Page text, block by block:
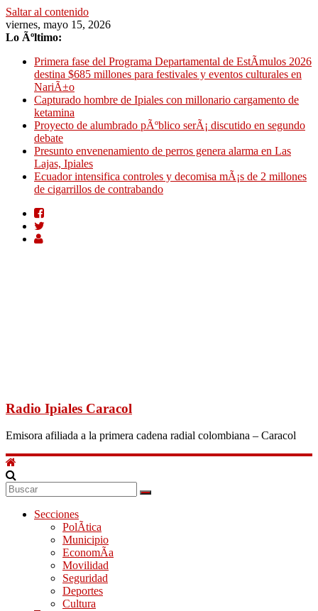
Saltar al contenido
viernes, mayo 15, 2026
Lo Ãºltimo:
Primera fase del Programa Departamental de EstÃ­mulos 2026
destina $685 millones para festivales y eventos culturales en
NariÃ±o
Capturado hombre de Ipiales con millonario cargamento de
ketamina
Proyecto de alumbrado pÃºblico serÃ¡ discutido en segundo
debate
Presunto envenenamiento de perros genera alarma en Las
Lajas, Ipiales
Ecuador intensifica controles y decomisa mÃ¡s de 2 millones
de cigarrillos de contrabando
Radio Ipiales Caracol
Emisora afiliada a la primera cadena radial colombiana – Caracol
Secciones
PolÃ­tica
Municipio
EconomÃ­a
Movilidad
Seguridad
Deportes
Cultura